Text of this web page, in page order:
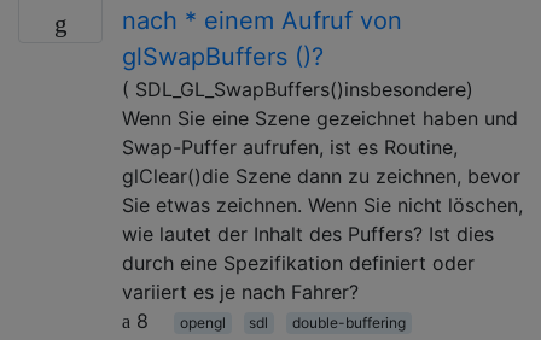
nach * einem Aufruf von
glSwapBuffers ()?
( SDL_GL_SwapBuffers()insbesondere)
Wenn Sie eine Szene gezeichnet haben und
Swap-Puffer aufrufen, ist es Routine,
glClear()die Szene dann zu zeichnen, bevor
Sie etwas zeichnen. Wenn Sie nicht löschen,
wie lautet der Inhalt des Puffers? Ist dies
durch eine Spezifikation definiert oder
variiert es je nach Fahrer?
8
opengl sdl double-buffering